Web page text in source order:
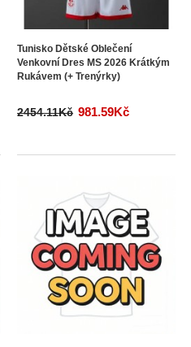
Tunisko Dětské Oblečení
Venkovní Dres MS 2026 Krátkým
Rukávem (+ Trenýrky)
2454.11Kč 981.59Kč